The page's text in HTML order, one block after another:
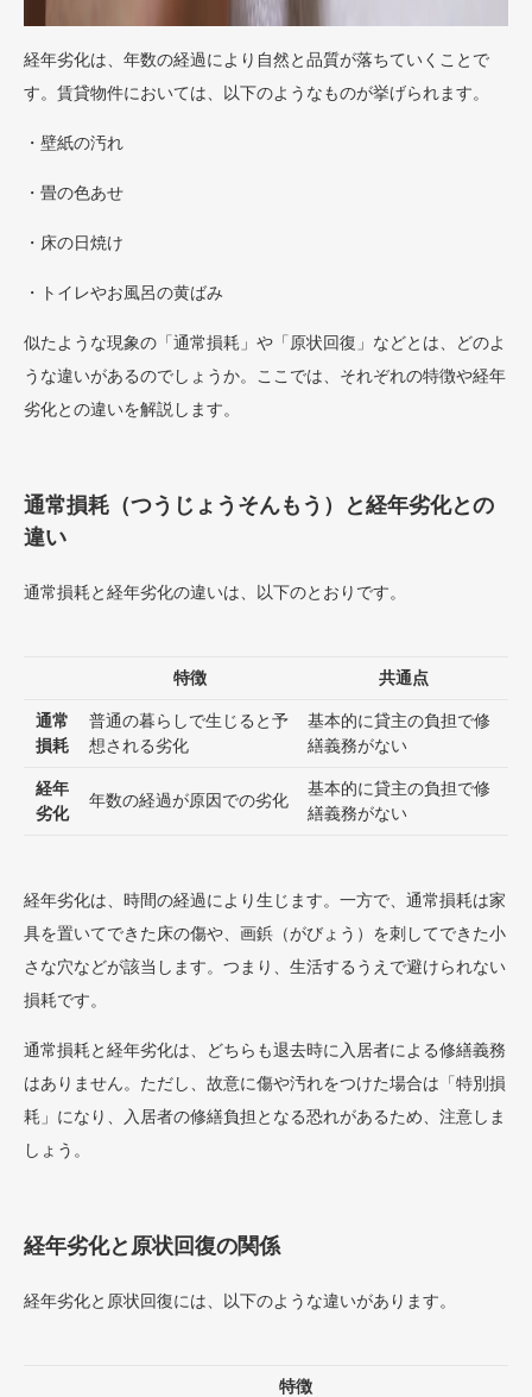
経年劣化は、年数の経過により自然と品質が落ちていくことで
す。賃貸物件においては、以下のようなものが挙げられます。
・壁紙の汚れ
・畳の色あせ
・床の日焼け
・トイレやお風呂の黄ばみ
似たような現象の「通常損耗」や「原状回復」などとは、どのよ
うな違いがあるのでしょうか。ここでは、それぞれの特徴や経年
劣化との違いを解説します。
通常損耗（つうじょうそんもう）と経年劣化との
違い
通常損耗と経年劣化の違いは、以下のとおりです。
特徴 共通点
通常
損耗
普通の暮らしで生じると予
想される劣化
基本的に貸主の負担で修
繕義務がない
経年
劣化
年数の経過が原因での劣化
基本的に貸主の負担で修
繕義務がない
経年劣化は、時間の経過により生じます。一方で、通常損耗は家
具を置いてできた床の傷や、画鋲（がびょう）を刺してできた小
さな穴などが該当します。つまり、生活するうえで避けられない
損耗です。
通常損耗と経年劣化は、どちらも退去時に入居者による修繕義務
はありません。ただし、故意に傷や汚れをつけた場合は「特別損
耗」になり、入居者の修繕負担となる恐れがあるため、注意しま
しょう。
経年劣化と原状回復の関係
経年劣化と原状回復には、以下のような違いがあります。
特徴